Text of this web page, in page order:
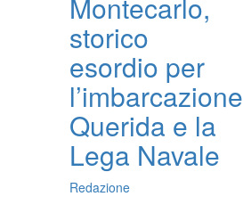
storico
esordio per
l’imbarcazione
Querida e la
Lega Navale
Redazione